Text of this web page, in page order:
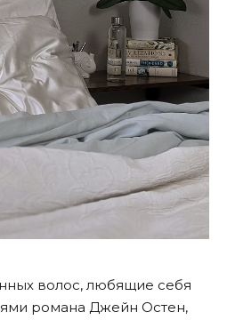
волос, любящие себя
романа Джейн Остен,